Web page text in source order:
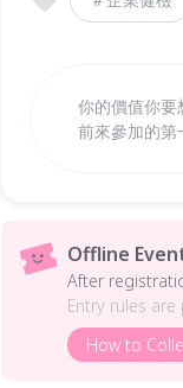
你的價值你要
前來參加的第
Offline
After
Entry rules
How to